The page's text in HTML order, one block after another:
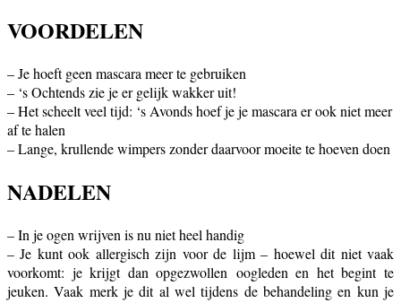
VOORDELEN
– Je hoeft geen mascara meer te gebruiken
– ‘s Ochtends zie je er gelijk wakker uit!
– Het scheelt veel tijd: ‘s Avonds hoef je je mascara er ook niet meer
af te halen
– Lange, krullende wimpers zonder daarvoor moeite te hoeven doen
NADELEN
– In je ogen wrijven is nu niet heel handig
– Je kunt ook allergisch zijn voor de lijm – hoewel dit niet vaak
voorkomt: je krijgt dan opgezwollen oogleden en het begint te
jeuken. Vaak merk je dit al wel tijdens de behandeling en kun je